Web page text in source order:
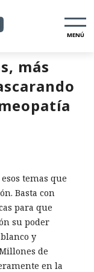
MENÚ
más
temas que
Basta con
para que
su poder
y
de
en la